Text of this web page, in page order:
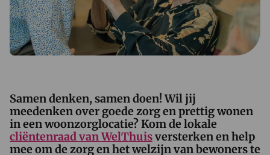
Samen denken, samen doen! Wil jij
meedenken over goede zorg en prettig wonen
in een woonzorglocatie? Kom de lokale
cliëntenraad van WelThuisversterken en help
mee om de zorg en het welzijn van bewoners te